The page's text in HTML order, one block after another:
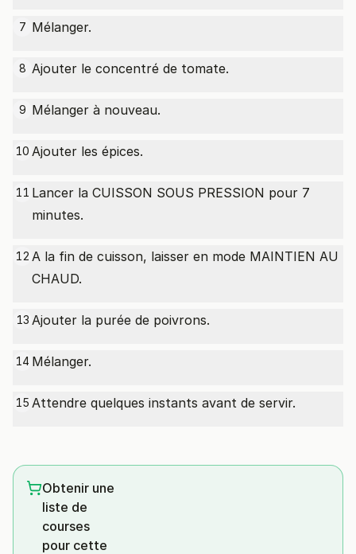
7 Mélanger.
8 Ajouter le concentré de tomate.
9 Mélanger à nouveau.
10 Ajouter les épices.
11 Lancer la CUISSON SOUS PRESSION pour 7
minutes.
12 A la fin de cuisson, laisser en mode MAINTIEN AU
CHAUD.
13 Ajouter la purée de poivrons.
14 Mélanger.
15 Attendre quelques instants avant de servir.
Obtenir une
liste de
courses
pour cette